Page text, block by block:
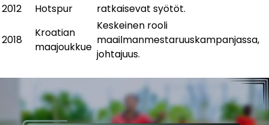
2012
Hotspur
ratkaisevat syötöt.
2018
Kroatian
maajoukkue
Keskeinen rooli
maailmanmestaruuskampanjassa,
johtajuus.